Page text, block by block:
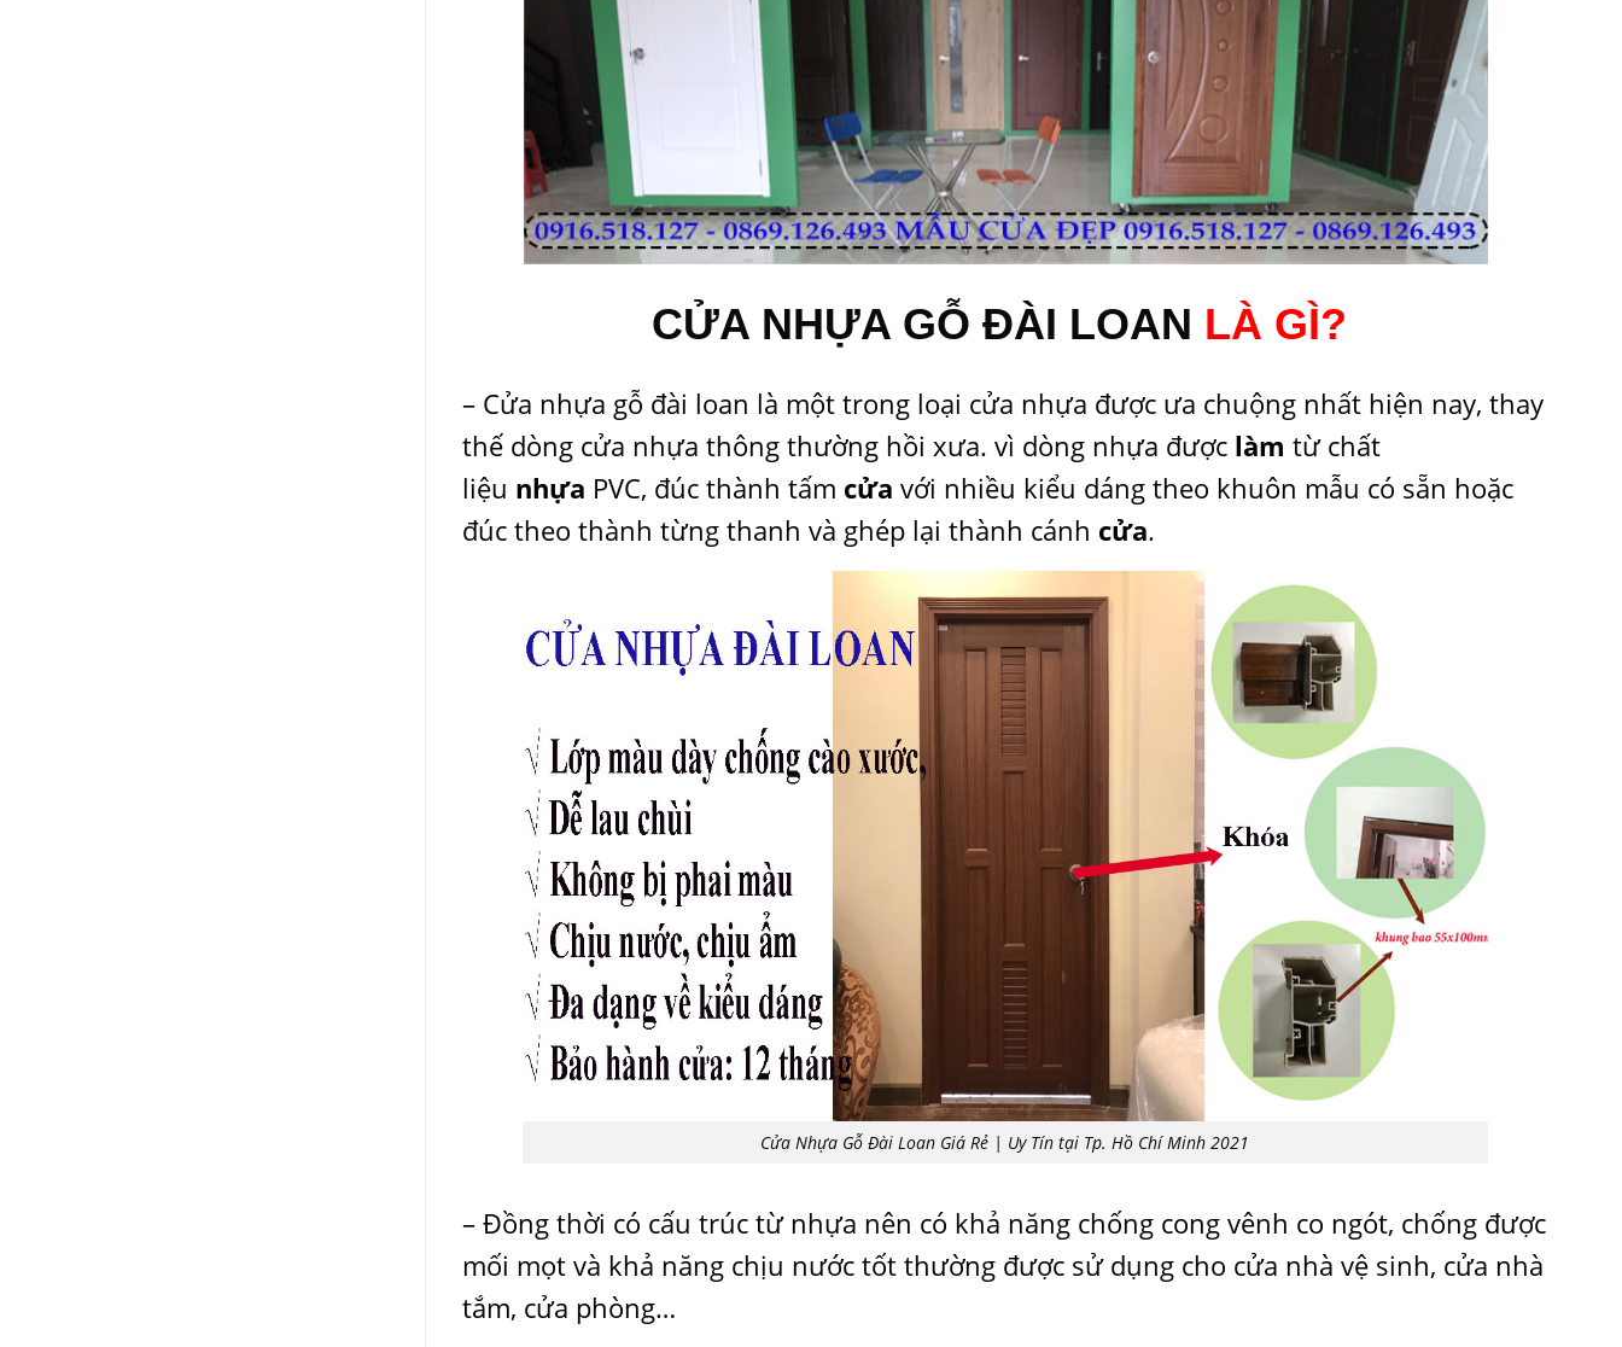
CỬA NHỰA GỖ ĐÀI LOAN LÀ GÌ?
– Cửa nhựa gỗ đài loan là một trong loại cửa nhựa được ưa chuộng nhất hiện nay, thay
thế dòng cửa nhựa thông thường hồi xưa. vì dòng nhựa được làm từ chất
liệu nhựa PVC, đúc thành tấm cửa với nhiều kiểu dáng theo khuôn mẫu có sẵn hoặc
đúc theo thành từng thanh và ghép lại thành cánh cửa.
Cửa Nhựa Gỗ Đài Loan Giá Rẻ | Uy Tín tại Tp. Hồ Chí Minh 2021
– Đồng thời có cấu trúc từ nhựa nên có khả năng chống cong vênh co ngót, chống được
mối mọt và khả năng chịu nước tốt thường được sử dụng cho cửa nhà vệ sinh, cửa nhà
tắm, cửa phòng…